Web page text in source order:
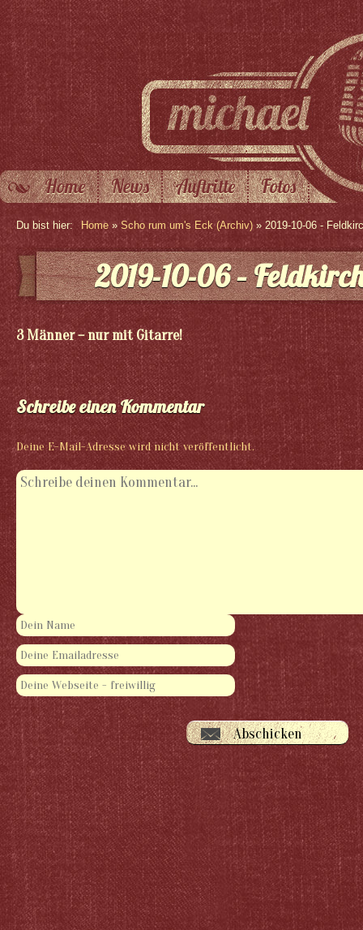
Home News Auftritte Fotos
Du bist hier: Home » Scho rum um's Eck (Archiv) » 2019-10-06 -
2019-10-06 –
3 Männer – nur mit Gitarre!
Schreibe einen Kommentar
Deine E-Mail-Adresse wird nicht veröffentlicht.